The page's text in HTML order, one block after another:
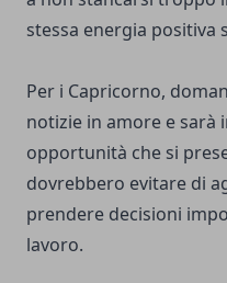
stessa energia positiva
Per i Capricorno,
notizie in amore e
opportunità che si
dovrebbero evitare di
prendere decisioni
lavoro.